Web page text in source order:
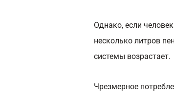
Однако, если
несколько литров
системы возрастает.
Чрезмерное